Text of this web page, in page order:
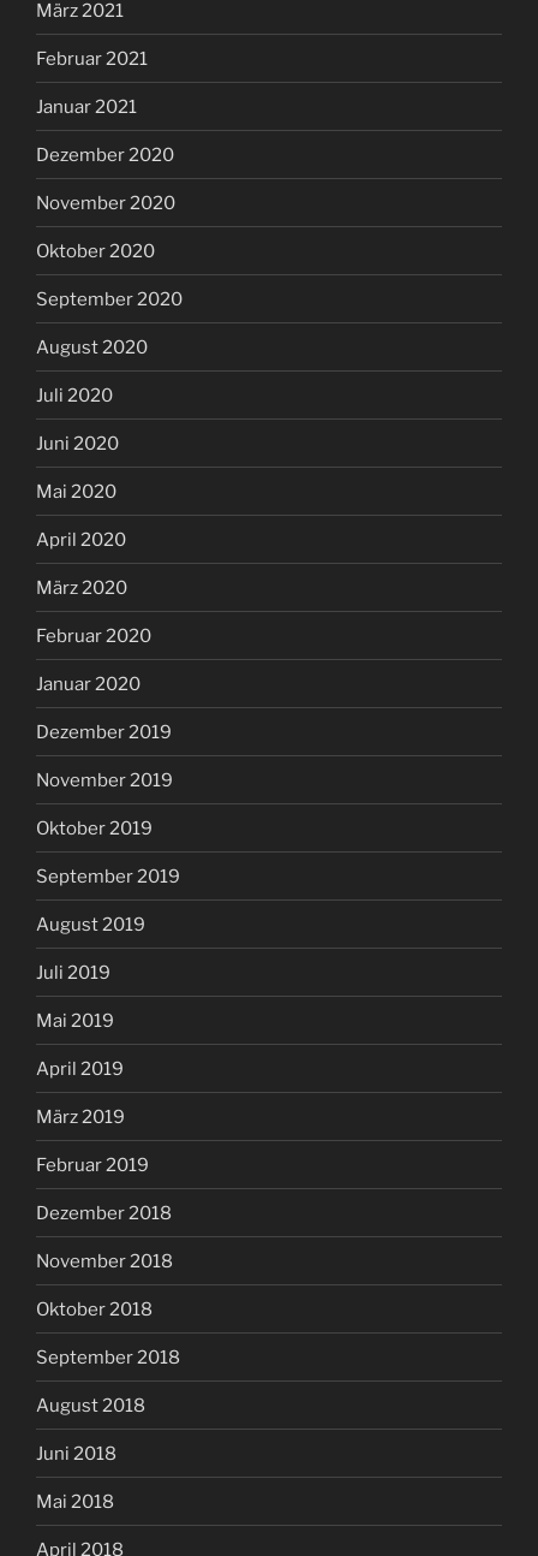
März 2021
Februar 2021
Januar 2021
Dezember 2020
November 2020
Oktober 2020
September 2020
August 2020
Juli 2020
Juni 2020
Mai 2020
April 2020
März 2020
Februar 2020
Januar 2020
Dezember 2019
November 2019
Oktober 2019
September 2019
August 2019
Juli 2019
Mai 2019
April 2019
März 2019
Februar 2019
Dezember 2018
November 2018
Oktober 2018
September 2018
August 2018
Juni 2018
Mai 2018
April 2018